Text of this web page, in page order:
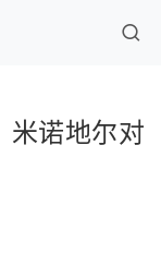
米诺地尔对